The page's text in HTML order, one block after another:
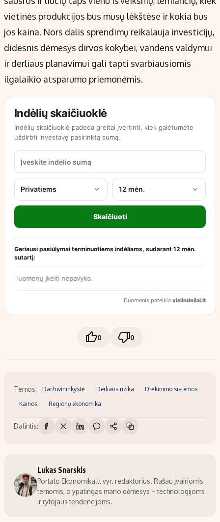
vietinės produkcijos bus mūsų lėkštėse ir kokia bus
jos kaina. Nors dalis sprendimų reikalauja investicijų,
didesnis dėmesys dirvos kokybei, vandens valdymui
ir derliaus planavimui gali tapti svarbiausiomis
ilgalaikio atsparumo priemonėmis.
0 0
Temos: Daržovininkystė Derliaus rizika Drėkinimo sistemos
Kainos Regionų ekonomika
Dalintis:
Lukas Snarskis
Portalo Ekonomika.lt vyr. redaktorius. Rašau įvairiomis
temomis, o ypatingas mano dėmesys – technologijoms
ir rytojaus tendencijoms.